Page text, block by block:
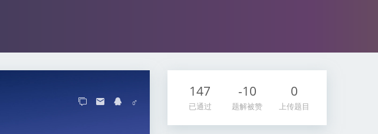
♂
147
已通过
-10
题解被赞
0
上传题目